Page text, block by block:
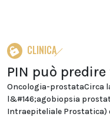
CLINICA
PIN può
Oncologia-prostataCirca
l&#146;agobiopsia
Intraepiteliale Prostatica)